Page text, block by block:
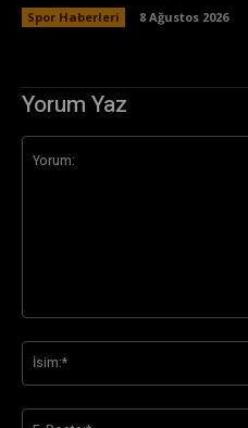
Spor Haberleri 8 Ağustos 2026
Yorum Yaz